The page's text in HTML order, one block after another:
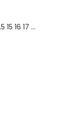
16 17 ...